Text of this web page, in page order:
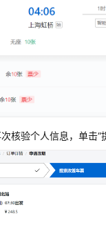
核验个人信息，单击“